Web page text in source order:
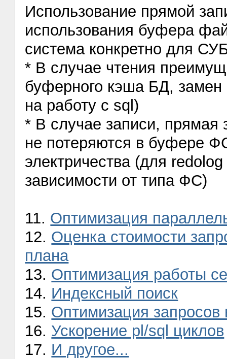
Использование прямой
использования буфера
система конкретно для
* В случае чтения
буферного кэша БД,
на работу с sql)
* В случае записи, прямая
не потеряются в буфере
электричества (для
зависимости от типа ФС)
11. Оптимизация
12. Оценка стоимости
плана
13. Оптимизация работы
14. Индексный поиск
15. Оптимизация запросов
16. Ускорение pl/sql циклов
17. И другое...